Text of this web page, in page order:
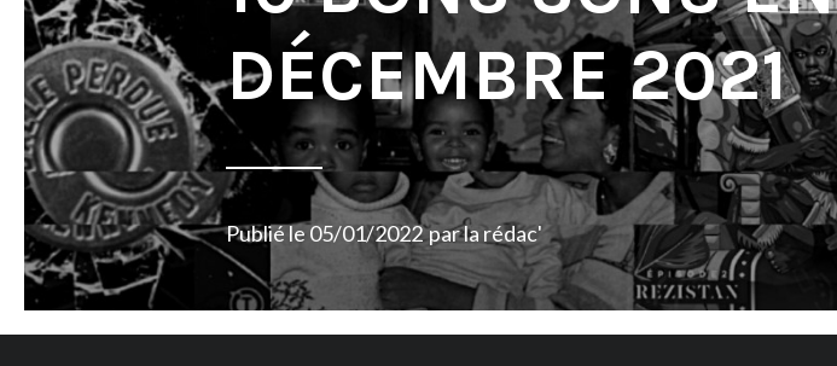
DÉCEMBRE 2021
Publié le05/01/2022 parla rédac'